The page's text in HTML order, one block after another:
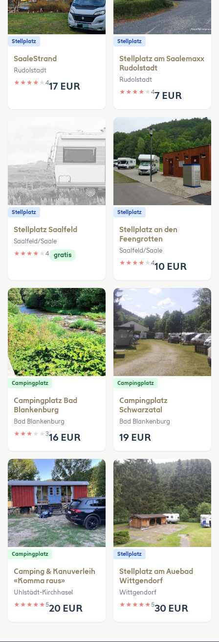
Stellplatz
SaaleStrand
Rudolstadt
★ ★ ★ ★ ★ 417 EUR
Stellplatz
Stellplatz am Saalemaxx
Rudolstadt
Rudolstadt
★ ★ ★ ★ ★ 47 EUR
Stellplatz
Stellplatz Saalfeld
Saalfeld/Saale
★ ★ ★ ★ ★ 4 gratis
Stellplatz
Stellplatz an den
Feengrotten
Saalfeld/Saale
★ ★ ★ ★ ★ 410 EUR
Campingplatz
Campingplatz Bad
Blankenburg
Bad Blankenburg
★ ★ ★ ★ ★ 316 EUR
Campingplatz
Campingplatz
Schwarzatal
Bad Blankenburg
19 EUR
Campingplatz
Camping & Kanuverleih
«Komma raus»
Uhlstädt-Kirchhasel
★ ★ ★ ★ ★520 EUR
Stellplatz
Stellplatz am Auebad
Wittgendorf
Wittgendorf
★ ★ ★ ★ ★530 EUR